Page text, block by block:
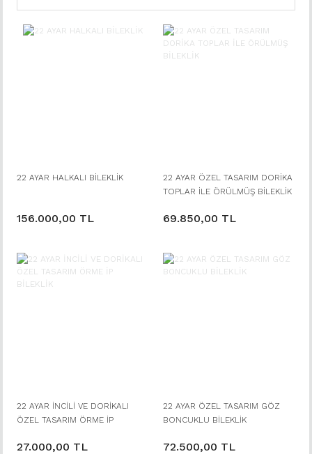
22 AYAR HALKALI BİLEKLİK
156.000,00 TL
22 AYAR ÖZEL TASARIM DORİKA
TOPLAR İLE ÖRÜLMÜŞ BİLEKLİK
69.850,00 TL
22 AYAR İNCİLİ VE DORİKALI
ÖZEL TASARIM ÖRME İP
27.000,00 TL
22 AYAR ÖZEL TASARIM GÖZ
BONCUKLU BİLEKLİK
72.500,00 TL